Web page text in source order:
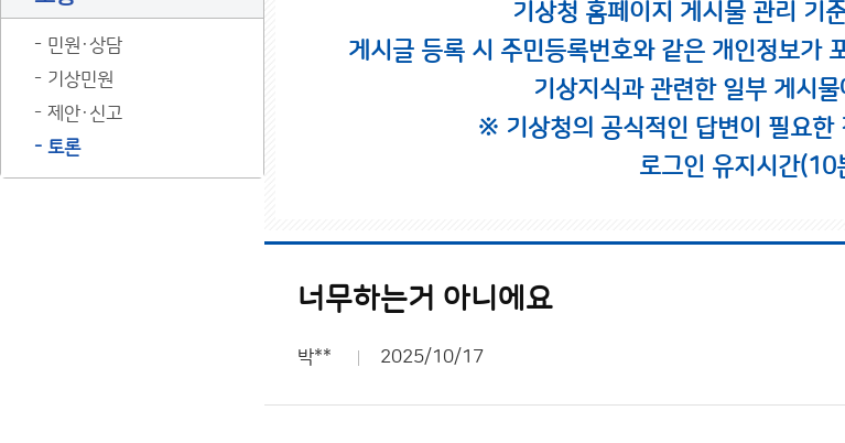
민원·상담
기상민원
제안·신고
토론
기상청 홈페이지 게시물 관리 기
게시글 등록 시 주민등록번호와 같은 개인정보가
기상지식과 관련한 일부 게시
※ 기상청의 공식적인 답변이 필요한
로그인 유지시간(10
너무하는거 아니에요
박** 2025/10/17